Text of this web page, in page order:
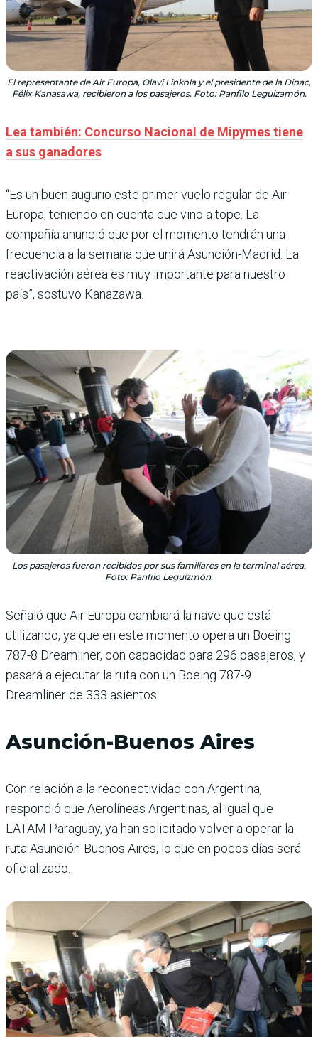
El representante de Air Europa, Olavi Linkola y el presidente de la Dinac,
Félix Kanasawa, recibieron a los pasajeros. Foto: Panfilo Leguizamón.
Lea también: Concurso Nacional de Mipymes tiene
a sus ganadores
“Es un buen augurio este primer vuelo regular de Air
Europa, teniendo en cuenta que vino a tope. La
compañía anunció que por el momento tendrán una
frecuencia a la semana que unirá Asunción-Madrid. La
reactivación aérea es muy importante para nuestro
país”, sostuvo Kanazawa.
Los pasajeros fueron recibidos por sus familiares en la terminal aérea.
Foto: Panfilo Leguizmón.
Señaló que Air Europa cambiará la nave que está
utilizando, ya que en este momento opera un Boeing
787-8 Dreamliner, con capacidad para 296 pasajeros, y
pasará a ejecutar la ruta con un Boeing 787-9
Dreamliner de 333 asientos.
Asunción-Buenos Aires
Con relación a la reconectividad con Argentina,
respondió que Aerolíneas Argentinas, al igual que
LATAM Paraguay, ya han solicitado volver a operar la
ruta Asunción-Buenos Aires, lo que en pocos días será
oficializado.